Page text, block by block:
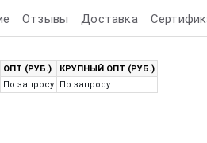
Отзывы Доставка
ОПТ (РУБ.)
КРУПНЫЙ ОПТ (РУБ.)
По запросу По запросу